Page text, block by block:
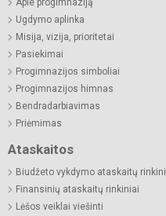
Ugdymo aplinka
Misija, vizija, prioritetai
Pasiekimai
Progimnazijos simboliai
Progimnazijos himnas
Bendradarbiavimas
Priėmimas
Ataskaitos
Biudžeto vykdymo ataskaitų
Finansinių ataskaitų rinkiniai
Lėšos veiklai viešinti